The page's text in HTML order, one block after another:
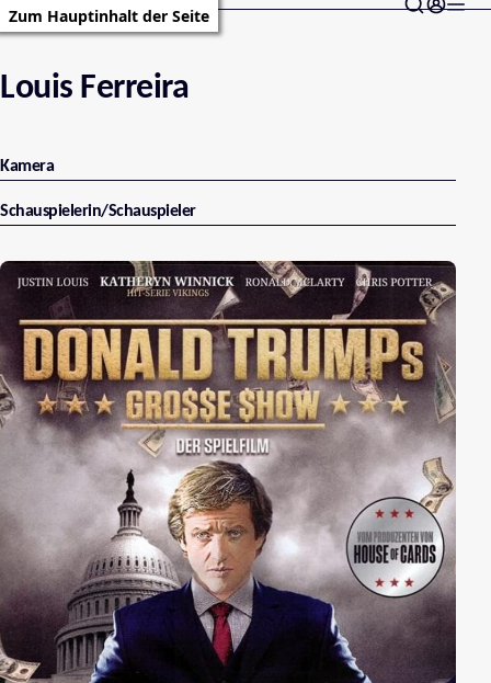
Zum Hauptinhalt der Seite
Louis Ferreira
Kamera
Schauspielerin/Schauspieler